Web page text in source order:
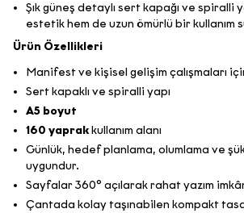
Şık güneş detaylı sert kapağı ve spiralli
estetik hem de uzun ömürlü bir kullanım
Ürün Özellikleri
Manifest ve kişisel gelişim çalışmaları
Sert kapaklı ve spiralli yapı
A5 boyut
160 yaprakkullanım alanı
Günlük, hedef planlama, olumlama ve
uygundur.
Sayfalar 360° açılarak rahat yazım
Çantada kolay taşınabilen kompakt